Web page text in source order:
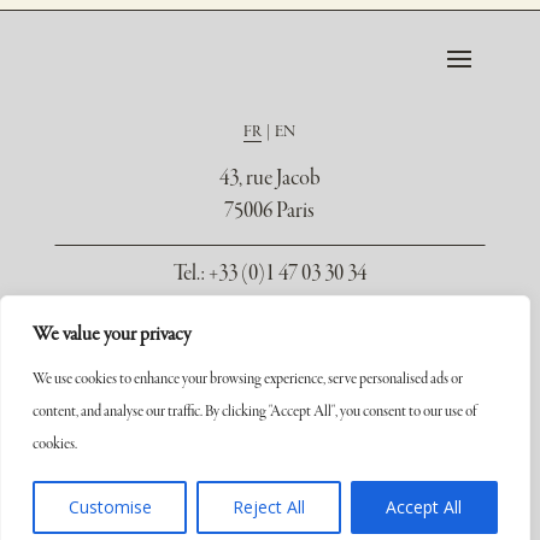
We value your privacy
We use cookies to enhance your browsing experience, serve personalised ads or
content, and analyse our traffic. By clicking "Accept All", you consent to our use of
cookies.
Customise Reject All Accept All
FR EN
43, rue Jacob
75006 Paris
Tel.: +33 (0)1 47 03 30 34
contact@galerie-seydoux.fr
Copyright ©2026 Galerie Xavier Seydoux. Tous droits réservés.